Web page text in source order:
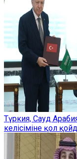
Түркия, Сауд
келісіміне қол